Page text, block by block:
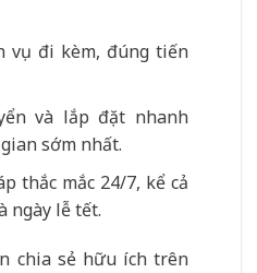
vụ đi kèm, đúng tiến
và lắp đặt nhanh
sớm nhất.
thắc mắc 24/7, kể cả
ngày lễ tết.
chia sẻ hữu ích trên